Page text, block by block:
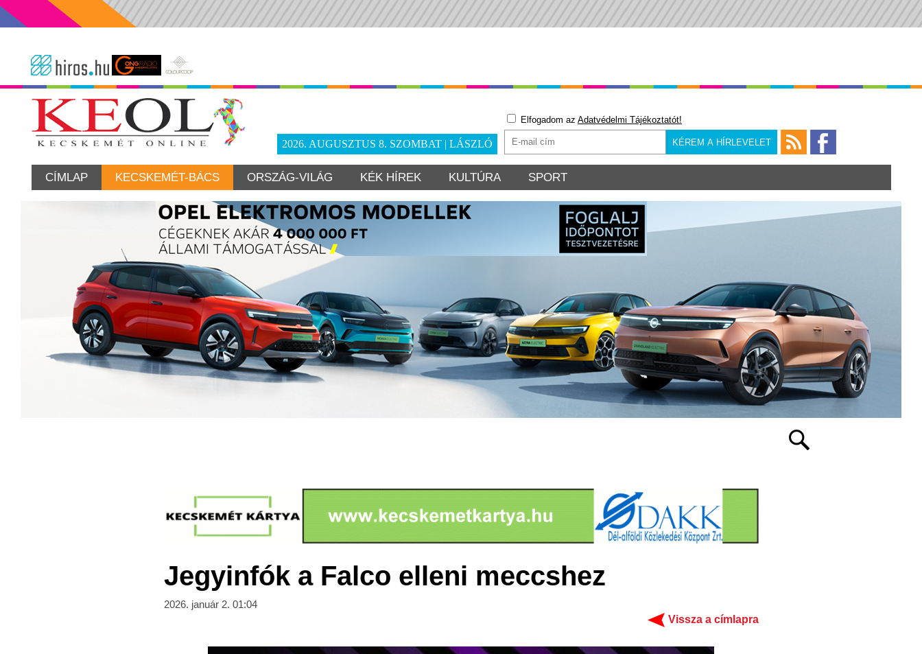
2026. AUGUSZTUS 8. SZOMBAT | LÁSZLÓ
Elfogadom az Adatvédelmi Tájékoztatót!
CÍMLAP KECSKEMÉT-BÁCS ORSZÁG-VILÁG KÉK HÍREK KULTÚRA SPORT
Jegyinfók a Falco elleni meccshez
2026. január 2. 01:04
Vissza a címlapra